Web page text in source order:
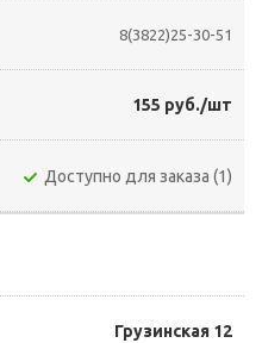
8(3822)25-30-51
155 руб./шт
Доступно для заказа (1)
Грузинская 12